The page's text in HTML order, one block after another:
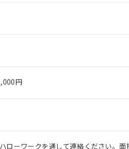
円
ローワークを通して連絡ください。